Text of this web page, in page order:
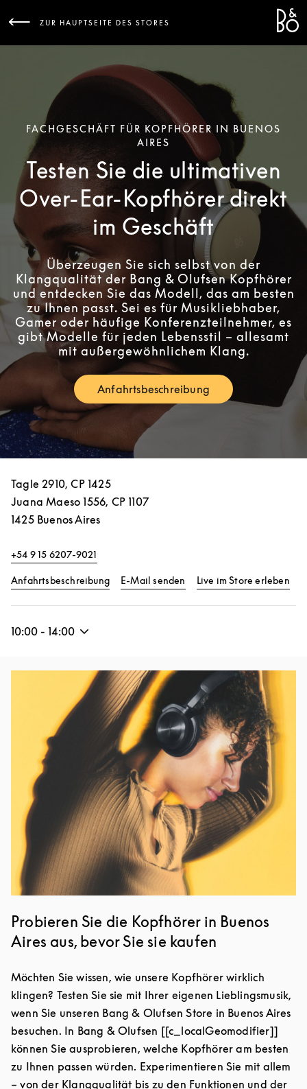
ZUR HAUPTSEITE DES STORES
FACHGESCHÄFT FÜR KOPFHÖRER IN BUENOS
AIRES
Testen Sie die ultimativen
Over-Ear-Kopfhörer direkt
im Geschäft
Überzeugen Sie sich selbst von der
Klangqualität der Bang & Olufsen Kopfhörer
und entdecken Sie das Modell, das am besten
zu Ihnen passt. Sei es für Musikliebhaber,
Gamer oder häufige Konferenzteilnehmer, es
gibt Modelle für jeden Lebensstil – allesamt
mit außergewöhnlichem Klang.
AnfahrtsbeschreibungLink Opens in New Tab
Tagle 2910, CP 1425
Juana Maeso 1556, CP 1107
1425 Buenos Aires
+54 9 15 6207-9021
AnfahrtsbeschreibungLink Opens in New Tab
E-Mail senden Live im Store erleben
10:00 - 14:00
Probieren Sie die Kopfhörer in Buenos
Aires aus, bevor Sie sie kaufen
Möchten Sie wissen, wie unsere Kopfhörer wirklich
klingen? Testen Sie sie mit Ihrer eigenen Lieblingsmusik,
wenn Sie unseren Bang & Olufsen Store in Buenos Aires
besuchen. In Bang & Olufsen [[c_localGeomodifier]]
können Sie ausprobieren, welche Kopfhörer am besten
zu Ihnen passen würden. Experimentieren Sie mit allem
– von der Klangqualität bis zu den Funktionen und der